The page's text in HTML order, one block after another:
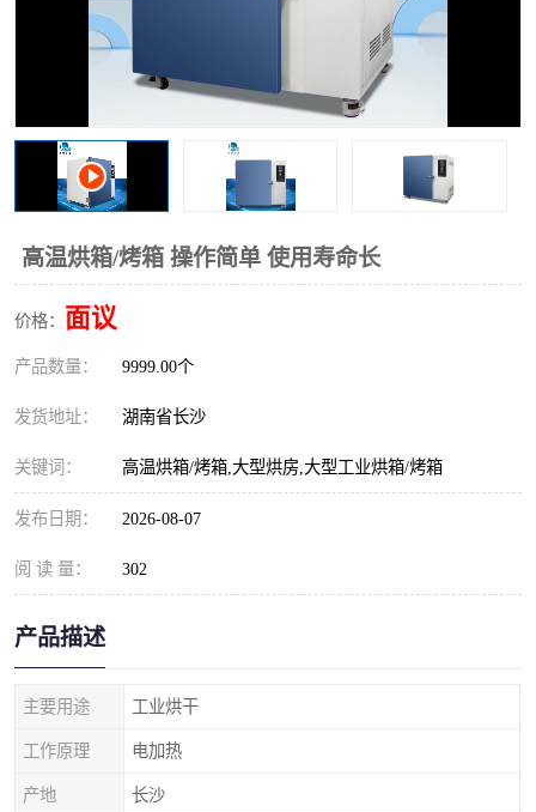
高温烘箱/烤箱 操作简单 使用寿命长
价格： 面议
产品数量： 9999.00个
发货地址： 湖南省长沙
关键词： 高温烘箱/烤箱,大型烘房,大型工业烘箱/烤箱
发布日期： 2026-08-07
阅 读 量： 302
产品描述
主要用途 工业烘干
工作原理 电加热
产地 长沙